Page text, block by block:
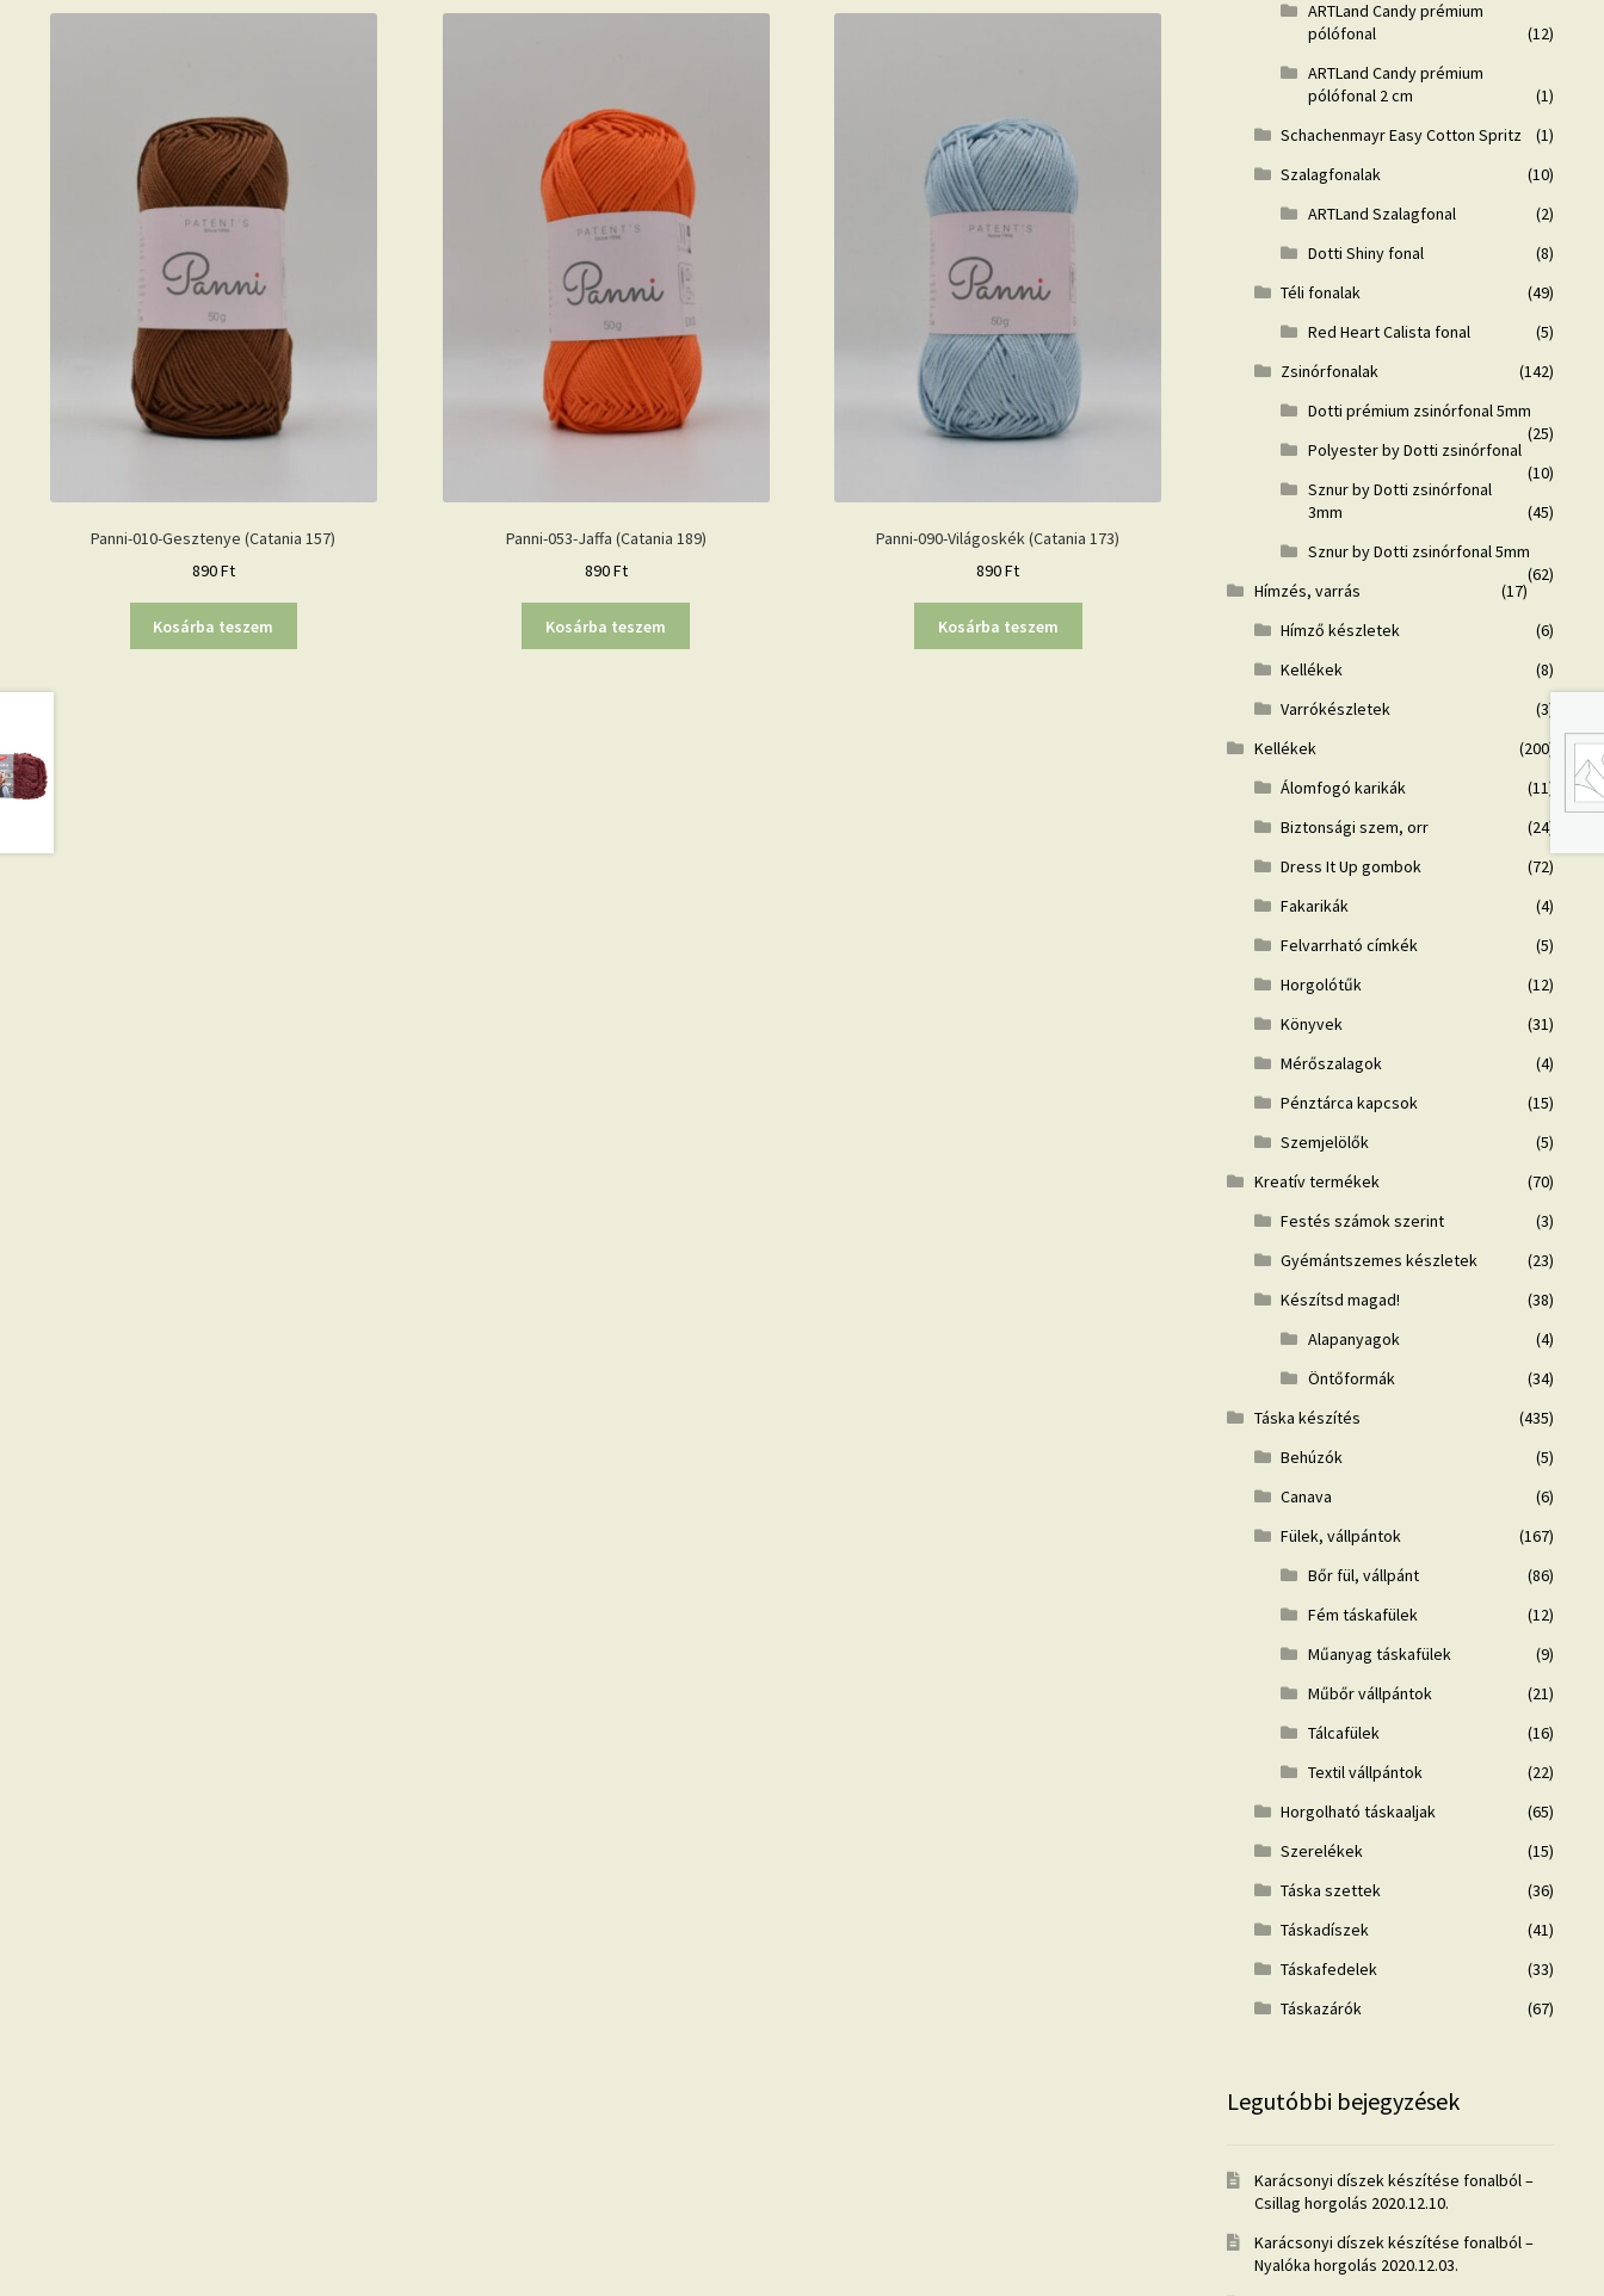
Panni-010-Gesztenye (Catania 157)
890Ft
Kosárba teszem
Panni-053-Jaffa (Catania 189)
890Ft
Kosárba teszem
Panni-090-Világoskék (Catania 173)
890Ft
Kosárba teszem
ARTLand Candy prémium
pólófonal
(12)
ARTLand Candy prémium
pólófonal 2 cm
(1)
Schachenmayr Easy Cotton Spritz
(1)
Szalagfonalak
(10)
ARTLand Szalagfonal
(2)
Dotti Shiny fonal
(8)
Téli fonalak
(49)
Red Heart Calista fonal
(5)
Zsinórfonalak
(142)
Dotti prémium zsinórfonal 5mm
(25)
Polyester by Dotti zsinórfonal
(10)
Sznur by Dotti zsinórfonal
3mm
(45)
Sznur by Dotti zsinórfonal 5mm
(62)
Hímzés, varrás
(17)
Hímző készletek
(6)
Kellékek
(8)
Varrókészletek
(3)
Kellékek
(200)
Álomfogó karikák
(11)
Biztonsági szem, orr
(24)
Dress It Up gombok
(72)
Fakarikák
(4)
Felvarrható címkék
(5)
Horgolótűk
(12)
Könyvek
(31)
Mérőszalagok
(4)
Pénztárca kapcsok
(15)
Szemjelölők
(5)
Kreatív termékek
(70)
Festés számok szerint
(3)
Gyémántszemes készletek
(23)
Készítsd magad!
(38)
Alapanyagok
(4)
Öntőformák
(34)
Táska készítés
(435)
Behúzók
(5)
Canava
(6)
Fülek, vállpántok
(167)
Bőr fül, vállpánt
(86)
Fém táskafülek
(12)
Műanyag táskafülek
(9)
Műbőr vállpántok
(21)
Tálcafülek
(16)
Textil vállpántok
(22)
Horgolható táskaaljak
(65)
Szerelékek
(15)
Táska szettek
(36)
Táskadíszek
(41)
Táskafedelek
(33)
Táskazárók
(67)
Legutóbbi bejegyzések
Karácsonyi díszek készítése fonalból –
Csillag horgolás 2020.12.10.
Karácsonyi díszek készítése fonalból –
Nyalóka horgolás 2020.12.03.